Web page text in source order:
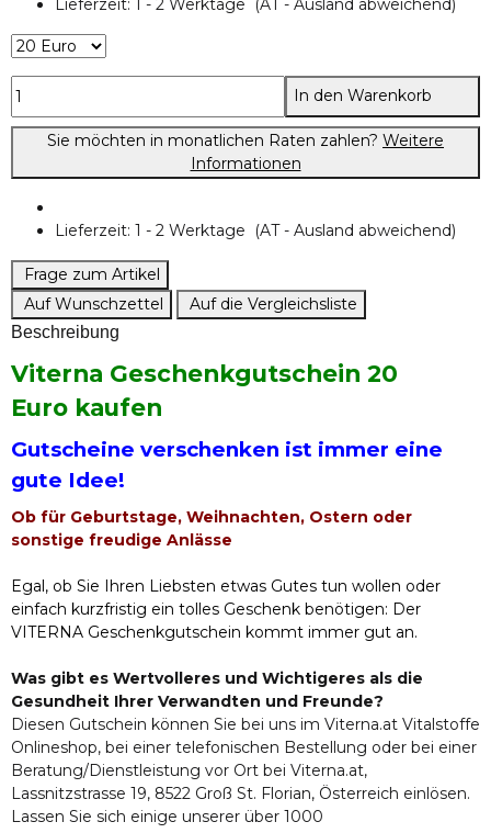
Lieferzeit: 1 - 2 Werktage (AT - Ausland abweichend)
In den Warenkorb
Sie möchten in monatlichen Raten zahlen? Weitere
Informationen
Lieferzeit: 1 - 2 Werktage (AT - Ausland abweichend)
Frage zum Artikel
Auf Wunschzettel
Auf die Vergleichsliste
Beschreibung
Viterna Geschenkgutschein 20
Euro kaufen
Gutscheine verschenken ist immer eine
gute Idee!
Ob für Geburtstage, Weihnachten, Ostern oder
sonstige freudige Anlässe
Egal, ob Sie Ihren Liebsten etwas Gutes tun wollen oder
einfach kurzfristig ein tolles Geschenk benötigen: Der
VITERNA Geschenkgutschein kommt immer gut an.
Was gibt es Wertvolleres und Wichtigeres als die
Gesundheit Ihrer Verwandten und Freunde?
Diesen Gutschein können Sie bei uns im Viterna.at Vitalstoffe
Onlineshop, bei einer telefonischen Bestellung oder bei einer
Beratung/Dienstleistung vor Ort bei Viterna.at,
Lassnitzstrasse 19, 8522 Groß St. Florian, Österreich einlösen.
Lassen Sie sich einige unserer über 1000